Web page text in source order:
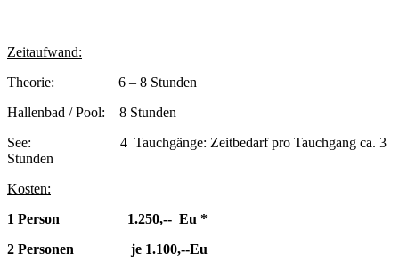
Zeitaufwand:
Theorie: 6 – 8 Stunden
Hallenbad / Pool: 8 Stunden
See: 4 Tauchgänge: Zeitbedarf pro Tauchgang ca. 3
Stunden
Kosten:
1 Person 1.250,-- Eu *
2 Personen je 1.100,--Eu